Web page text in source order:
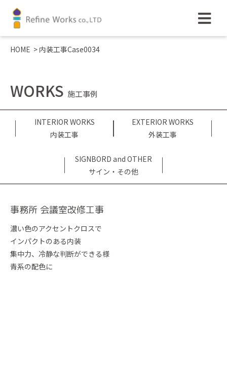
HOME > 内装工事Case0034
WORKS 施工事例
INTERIOR WORKS
内装工事
EXTERIOR WORKS
外装工事
SIGNBORD and OTHER
サイン・その他
事務所 会議室改修工事
濃い色のアクセントクロスで
インパクトのある内装
集中力、冷静な判断ができる様
青系の配色に